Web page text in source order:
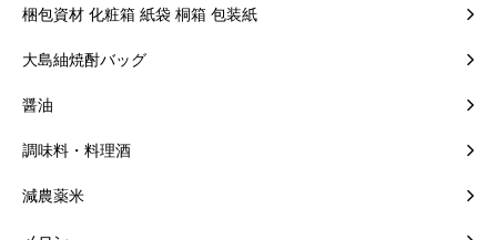
梱包資材 化粧箱 紙袋 桐箱 包装紙
大島紬焼酎バッグ
醤油
調味料・料理酒
減農薬米